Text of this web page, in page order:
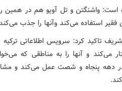
است: واشنگتن و تل آویو هم در همین
فقیر استفاده می‌کند وآنها را جذب
تاکید کرد: سرویس اطلاعاتی
می‌کند و آنها را به مناطقی که
دهه پنجاه و شصت عمل می‌کند و